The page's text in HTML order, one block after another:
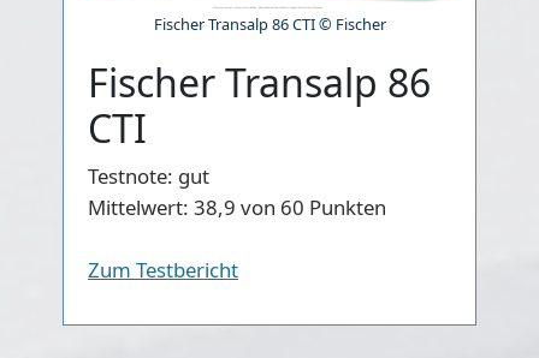
Fischer Transalp 86 CTI © Fischer
Fischer Transalp 86
CTI
Testnote: gut
Mittelwert: 38,9 von 60 Punkten
Zum Testbericht